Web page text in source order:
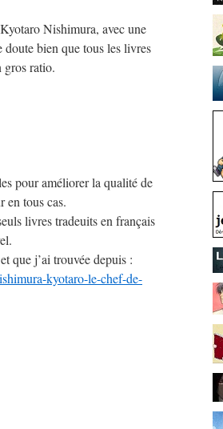
Nishimura, avec une
bien que tous les livres
gros ratio.
pour améliorer la qualité de
en tous cas.
livres tradeuits en français
que j’ai trouvée depuis :
kyotaro-le-chef-de-